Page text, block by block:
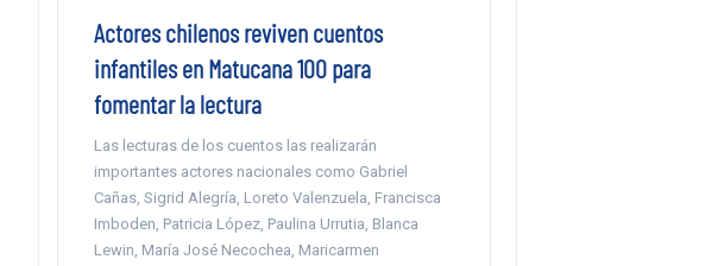
Actores chilenos reviven cuentos
infantiles en Matucana 100 para
fomentar la lectura
Las lecturas de los cuentos las realizarán
importantes actores nacionales como Gabriel
Cañas, Sigrid Alegría, Loreto Valenzuela, Francisca
Imboden, Patricia López, Paulina Urrutia, Blanca
Lewin, María José Necochea, Maricarmen